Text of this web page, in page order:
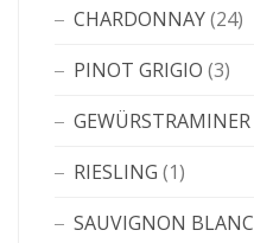
CHARDONNAY(24)
PINOT GRIGIO (3)
GEWÜRSTRAMINER
RIESLING (1)
SAUVIGNON BLANC